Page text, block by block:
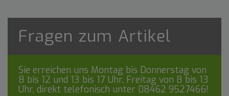
Fragen zum Artikel
Sie erreichen uns Montag bis Donnerstag von
8 bis 12 und 13 bis 17 Uhr, Freitag von 8 bis 13
Uhr, direkt telefonisch unter 08462 9527466!